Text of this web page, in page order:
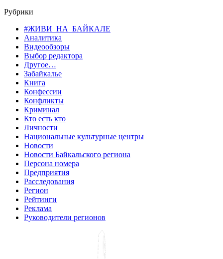
Рубрики
#ЖИВИ_НА_БАЙКАЛЕ
Аналитика
Видеообзоры
Выбор редактора
Другое…
Забайкалье
Книга
Конфессии
Конфликты
Криминал
Кто есть кто
Личности
Национальные культурные центры
Новости
Новости Байкальского региона
Персона номера
Предприятия
Расследования
Регион
Рейтинги
Реклама
Руководители регионов